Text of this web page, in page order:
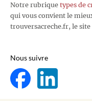
Notre rubrique types de
qui vous convient le
trouversacreche.fr, le
Nous suivre